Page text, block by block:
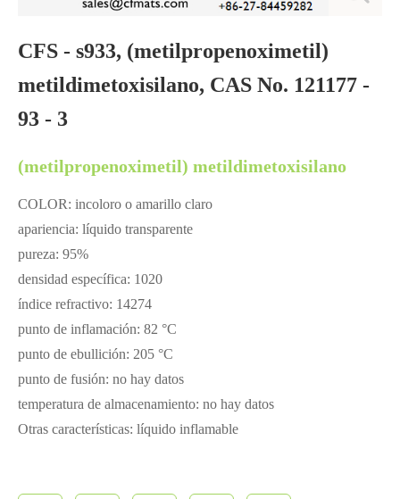
CFS - s933, (metilpropenoximetil)
metildimetoxisilano, CAS No. 121177 -
93 - 3
(metilpropenoximetil) metildimetoxisilano
COLOR: incoloro o amarillo claro
apariencia: líquido transparente
pureza: 95%
densidad específica: 1020
índice refractivo: 14274
punto de inflamación: 82 °C
punto de ebullición: 205 °C
punto de fusión: no hay datos
temperatura de almacenamiento: no hay datos
Otras características: líquido inflamable